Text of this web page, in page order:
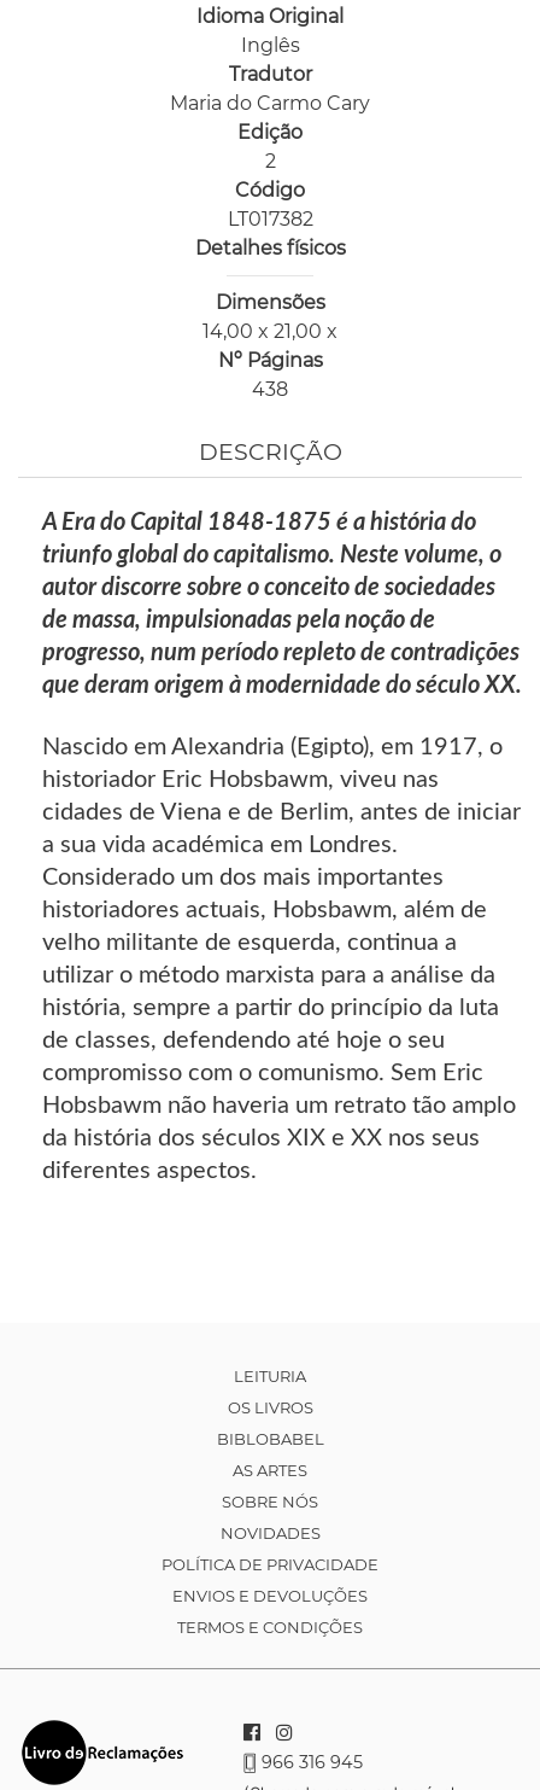
Idioma Original
Inglês
Tradutor
Maria do Carmo Cary
Edição
2
Código
LT017382
Detalhes físicos
Dimensões
14,00 x 21,00 x
Nº Páginas
438
DESCRIÇÃO
A Era do Capital 1848-1875 é a história do
triunfo global do capitalismo. Neste volume, o
autor discorre sobre o conceito de sociedades
de massa, impulsionadas pela noção de
progresso, num período repleto de contradições
que deram origem à modernidade do século XX.
Nascido em Alexandria (Egipto), em 1917, o
historiador Eric Hobsbawm, viveu nas
cidades de Viena e de Berlim, antes de iniciar
a sua vida académica em Londres.
Considerado um dos mais importantes
historiadores actuais, Hobsbawm, além de
velho militante de esquerda, continua a
utilizar o método marxista para a análise da
história, sempre a partir do princípio da luta
de classes, defendendo até hoje o seu
compromisso com o comunismo. Sem Eric
Hobsbawm não haveria um retrato tão amplo
da história dos séculos XIX e XX nos seus
diferentes aspectos.
LEITURIA
OS LIVROS
BIBLOBABEL
AS ARTES
SOBRE NÓS
NOVIDADES
POLÍTICA DE PRIVACIDADE
ENVIOS E DEVOLUÇÕES
TERMOS E CONDIÇÕES
966 316 945